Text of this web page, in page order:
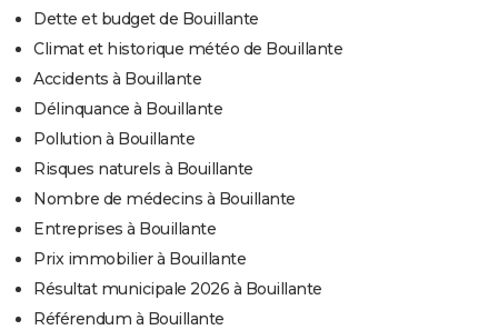
Dette et budget de Bouillante
Climat et historique météo de Bouillante
Accidents à Bouillante
Délinquance à Bouillante
Pollution à Bouillante
Risques naturels à Bouillante
Nombre de médecins à Bouillante
Entreprises à Bouillante
Prix immobilier à Bouillante
Résultat municipale 2026 à Bouillante
Référendum à Bouillante